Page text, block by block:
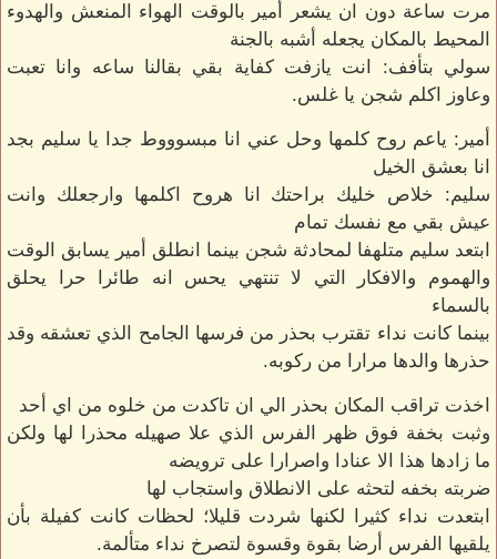
مرت ساعة دون ان يشعر أمير بالوقت الهواء المنعش والهدوء
المحيط بالمكان يجعله أشبه بالجنة
سولي بتأفف: انت يازفت كفاية بقي بقالنا ساعه وانا تعبت
وعاوز اكلم شجن يا غلس.
أمير: ياعم روح كلمها وحل عني انا مبسوووط جدا يا سليم بجد
انا بعشق الخيل
سليم: خلاص خليك براحتك انا هروح اكلمها وارجعلك وانت
عيش بقي مع نفسك تمام
ابتعد سليم متلهفا لمحادثة شجن بينما انطلق أمير يسابق الوقت
والهموم والافكار التي لا تنتهي يحس انه طائرا حرا يحلق
بالسماء
بينما كانت نداء تقترب بحذر من فرسها الجامح الذي تعشقه وقد
حذرها والدها مرارا من ركوبه.
اخذت تراقب المكان بحذر الي ان تاكدت من خلوه من اي أحد
وثبت بخفة فوق ظهر الفرس الذي علا صهيله محذرا لها ولكن
ما زادها هذا الا عنادا واصرارا على ترويضه
ضربته بخفه لتحثه على الانطلاق واستجاب لها
ابتعدت نداء كثيرا لكنها شردت قليلا؛ لحظات كانت كفيلة بأن
يلقيها الفرس أرضا بقوة وقسوة لتصرخ نداء متألمة.